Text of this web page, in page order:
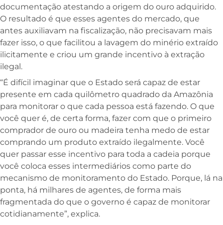
documentação atestando a origem do ouro adquirido.
O resultado é que esses agentes do mercado, que
antes auxiliavam na fiscalização, não precisavam mais
fazer isso, o que facilitou a lavagem do minério extraído
ilicitamente e criou um grande incentivo à extração
ilegal.
“É difícil imaginar que o Estado será capaz de estar
presente em cada quilômetro quadrado da Amazônia
para monitorar o que cada pessoa está fazendo. O que
você quer é, de certa forma, fazer com que o primeiro
comprador de ouro ou madeira tenha medo de estar
comprando um produto extraído ilegalmente. Você
quer passar esse incentivo para toda a cadeia porque
você coloca esses intermediários como parte do
mecanismo de monitoramento do Estado. Porque, lá na
ponta, há milhares de agentes, de forma mais
fragmentada do que o governo é capaz de monitorar
cotidianamente”, explica.